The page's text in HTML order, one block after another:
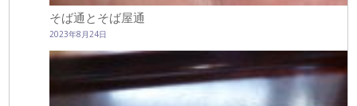
そば通とそば屋通
2023年8月24日